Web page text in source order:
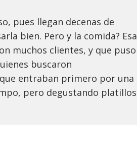
pues llegan decenas de
bien. Pero y la comida? Esa
muchos clientes, y que puso
buscaron
entraban primero por una
pero degustando platillos